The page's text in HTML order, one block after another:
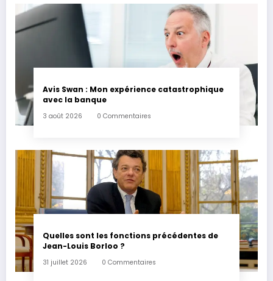
Avis Swan : Mon expérience catastrophique
avec la banque
3 août 2026 0 Commentaires
Quelles sont les fonctions précédentes de
Jean-Louis Borloo ?
31 juillet 2026 0 Commentaires